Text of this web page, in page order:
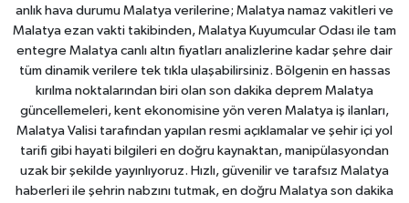
anlık hava durumu Malatya verilerine; Malatya namaz vakitleri ve
Malatya ezan vakti takibinden, Malatya Kuyumcular Odası ile tam
entegre Malatya canlı altın fiyatları analizlerine kadar şehre dair
tüm dinamik verilere tek tıkla ulaşabilirsiniz. Bölgenin en hassas
kırılma noktalarından biri olan son dakika deprem Malatya
güncellemeleri, kent ekonomisine yön veren Malatya iş ilanları,
Malatya Valisi tarafından yapılan resmi açıklamalar ve şehir içi yol
tarifi gibi hayati bilgileri en doğru kaynaktan, manipülasyondan
uzak bir şekilde yayınlıyoruz. Hızlı, güvenilir ve tarafsız Malatya
haberleri ile şehrin nabzını tutmak, en doğru Malatya son dakika